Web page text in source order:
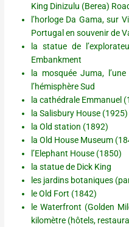
King Dinizulu (Berea)
l’horloge Da Gama, sur
Portugal en souvenir de
la statue de
Embankment
la mosquée Juma,
l’hémisphère Sud
la cathédrale Emmanuel
la Salisbury House (1925)
la Old station (1892)
la Old House Museum
l’Elephant House (1850)
la statue de Dick King
les jardins botaniques
le Old Fort (1842)
le Waterfront (Golden
kilomètre (hôtels,